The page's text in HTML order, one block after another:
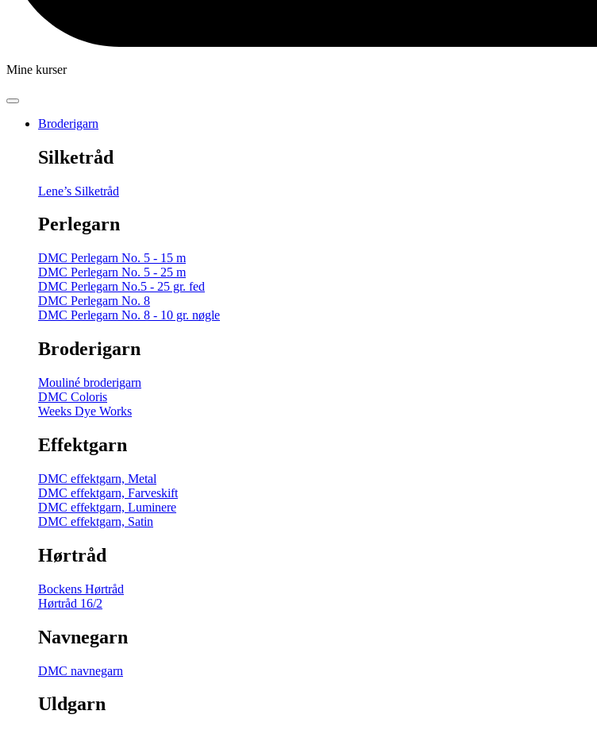
Mine kurser
Broderigarn
Silketråd
Lene’s Silketråd
Perlegarn
DMC Perlegarn No. 5 - 15 m
DMC Perlegarn No. 5 - 25 m
DMC Perlegarn No.5 - 25 gr. fed
DMC Perlegarn No. 8
DMC Perlegarn No. 8 - 10 gr. nøgle
Broderigarn
Mouliné broderigarn
DMC Coloris
Weeks Dye Works
Effektgarn
DMC effektgarn, Metal
DMC effektgarn, Farveskift
DMC effektgarn, Luminere
DMC effektgarn, Satin
Hørtråd
Bockens Hørtråd
Hørtråd 16/2
Navnegarn
DMC navnegarn
Uldgarn